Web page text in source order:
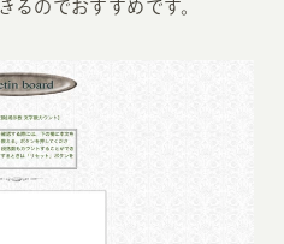
るのでおすすめです。